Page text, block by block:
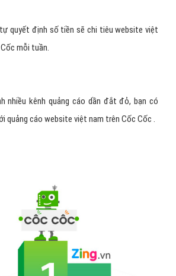
tự quyết định số tiền sẽ chi tiêu website việt
mỗi tuần.
nhiều kênh quảng cáo dần đắt đỏ, bạn có
quảng cáo website việt nam trên Cốc Cốc .